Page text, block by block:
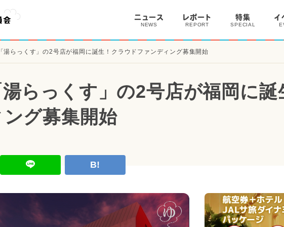
ニュース
NEWS
レポート
REPORT
特集
SPECIAL
イ
湯らっくす」の2号店が福岡に誕生！クラウドファンディング募集開始
らっくす」の2号店が福岡に誕
グ募集開始
B!